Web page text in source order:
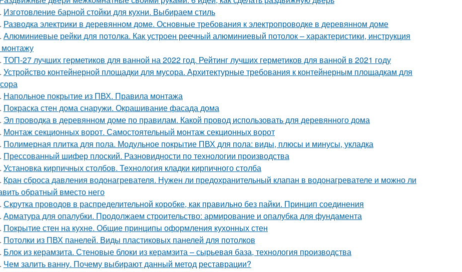
Изготовление барной стойки для кухни. Выбираем стиль
Разводка электрики в деревянном доме. Основные требования к электропроводке в деревянном доме
Алюминиевые рейки для потолка. Как устроен реечный алюминиевый потолок – характеристики, инструкция
монтажу
ТОП-27 лучших герметиков для ванной на 2022 год. Рейтинг лучших герметиков для ванной в 2021 году
Устройство контейнерной площадки для мусора. Архитектурные требования к контейнерным площадкам для
Напольное покрытие из ПВХ. Правила монтажа
Покраска стен дома снаружи. Окрашивание фасада дома
Эл проводка в деревянном доме по правилам. Какой провод использовать для деревянного дома
Монтаж секционных ворот. Самостоятельный монтаж секционных ворот
Полимерная плитка для пола. Модульное покрытие ПВХ для пола: виды, плюсы и минусы, укладка
Прессованный шифер плоский. Разновидности по технологии производства
Установка кирпичных столбов. Технология кладки кирпичного столба
Кран сброса давления водонагревателя. Нужен ли предохранительный клапан в водонагревателе и можно ли
обратный вместо него
Скрутка проводов в распределительной коробке, как правильно без пайки. Принцип соединения
Арматура для опалубки. Продолжаем строительство: армирование и опалубка для фундамента
Покрытие стен на кухне. Общие принципы оформления кухонных стен
Потолки из ПВХ панелей. Виды пластиковых панелей для потолков
Блок из керамзита. Стеновые блоки из керамзита – сырьевая база, технология производства
Чем залить ванну. Почему выбирают данный метод реставрации?